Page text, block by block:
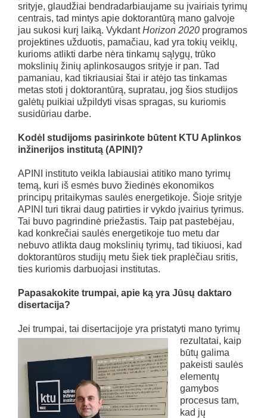
srityje, glaudžiai bendradarbiaujame su įvairiais tyrimų
centrais, tad mintys apie doktorantūrą mano galvoje
jau sukosi kurį laiką. VykdantHorizon 2020 programos
projektines užduotis, pamačiau, kad yra tokių veiklų,
kurioms atlikti darbe nėra tinkamų sąlygų, trūko
mokslinių žinių aplinkosaugos srityje ir pan. Tad
pamaniau, kad tikriausiai štai ir atėjo tas tinkamas
metas stoti į doktorantūrą, supratau, jog šios studijos
galėtų puikiai užpildyti visas spragas, su kuriomis
susidūriau darbe.
Kodėl studijoms pasirinkote būtent KTU Aplinkos
inžinerijos institutą (APINI)?
APINI instituto veikla labiausiai atitiko mano tyrimų
temą, kuri iš esmės buvo žiedinės ekonomikos
principų pritaikymas saulės energetikoje. Šioje srityje
APINI turi tikrai daug patirties ir vykdo įvairius tyrimus.
Tai buvo pagrindinė priežastis. Taip pat pastebėjau,
kad konkrečiai saulės energetikoje tuo metu dar
nebuvo atlikta daug mokslinių tyrimų, tad tikiuosi, kad
doktorantūros studijų metu šiek tiek praplėčiau sritis,
ties kuriomis darbuojasi institutas.
Papasakokite trumpai, apie ką yra Jūsų daktaro
disertacija?
Jei trumpai, tai disertacijoje yra pristatyti mano tyrimų
rezultatai, kaip
būtų galima
pakeisti saulės
elementų
gamybos
procesus tam,
kad jų